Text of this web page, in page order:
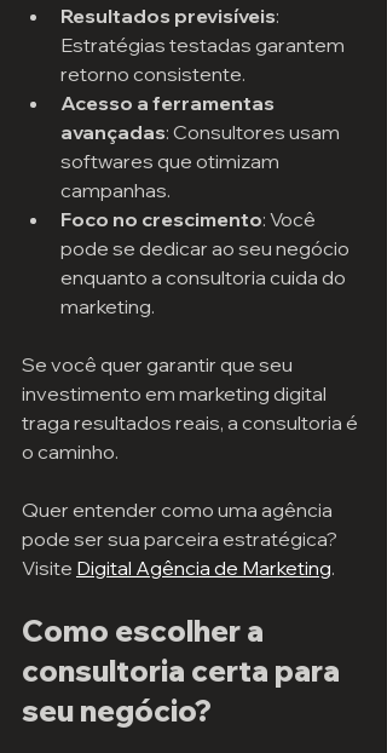
Resultados previsíveis:
Estratégias testadas garantem
retorno consistente.
Acesso a ferramentas
avançadas: Consultores usam
softwares que otimizam
campanhas.
Foco no crescimento: Você
pode se dedicar ao seu negócio
enquanto a consultoria cuida do
marketing.
Se você quer garantir que seu
investimento em marketing digital
traga resultados reais, a consultoria é
o caminho.
Quer entender como uma agência
pode ser sua parceira estratégica?
Visite Digital Agência de Marketing.
Como escolher a
consultoria certa para
seu negócio?